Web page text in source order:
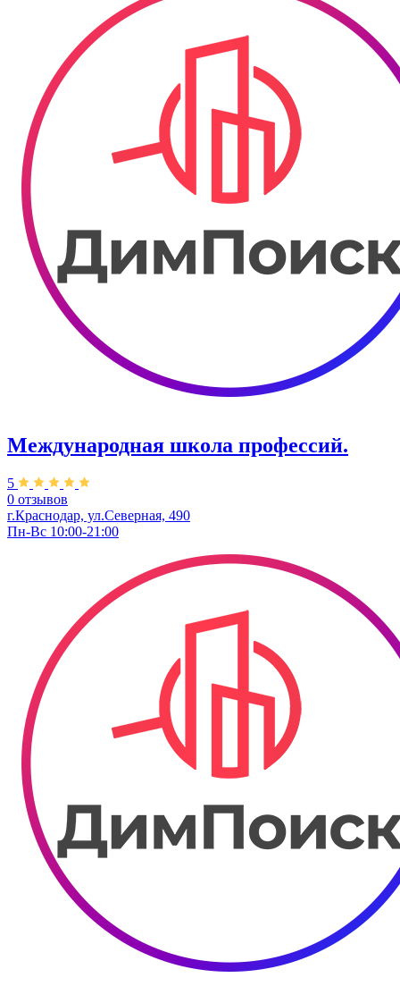
Международная школа профессий.
5
0 отзывов
г.Краснодар, ул.Северная, 490
Пн-Вс 10:00-21:00